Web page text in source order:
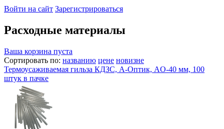
Войти на сайт Зарегистрироваться
Расходные материалы
Ваша корзина пуста
Сортировать по: названию цене новизне
Термоусаживаемая гильза КДЗС, А-Оптик, AO-40 мм, 100
штук в пачке